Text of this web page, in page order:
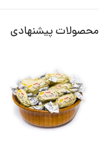
محصولات پیشنهادی